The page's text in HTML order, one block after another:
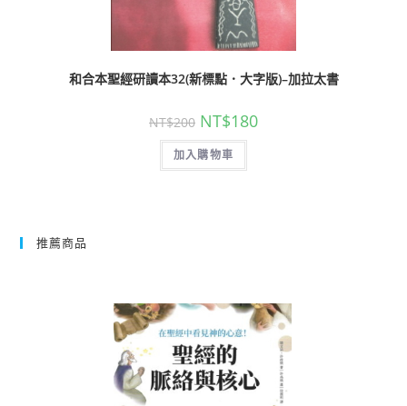
和合本聖經研讀本32(新標點．大字版)–加拉太書
NT$200 NT$180
加入購物車
推薦商品